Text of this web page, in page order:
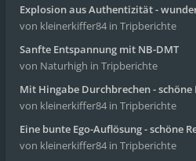
Explosion aus Authentizität -
von kleinerkiffer84 in Tripberichte
Sanfte Entspannung mit NB-DMT
von Naturhigh in Tripberichte
Mit Hingabe Durchbrechen - schöne
von kleinerkiffer84 in Tripberichte
Eine bunte Ego-Auflösung - schöne
von kleinerkiffer84 in Tripberichte